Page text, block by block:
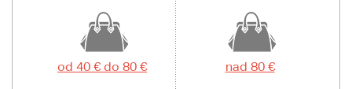
od 40 € do 80 € nad 80 €